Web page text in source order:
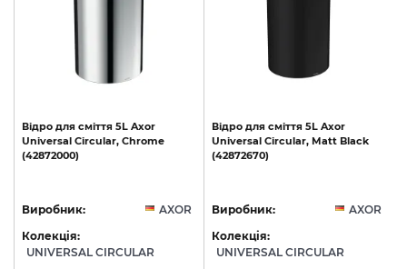
Відро для сміття 5L Axor
Universal Circular, Chrome
(42872000)
Виробник:
AXOR
Колекція:
UNIVERSAL CIRCULAR
Відро для сміття 5L Axor
Universal Circular, Matt Black
(42872670)
Виробник:
AXOR
Колекція:
UNIVERSAL CIRCULAR